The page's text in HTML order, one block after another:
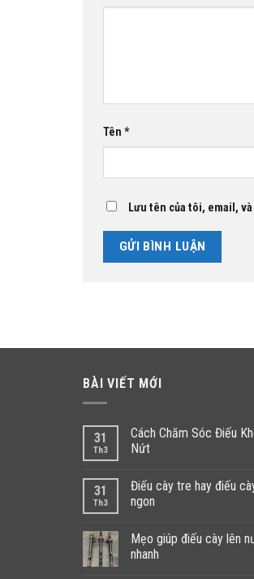
Tên *
Lưu tên của tôi, email,
BÀI VIẾT MỚI
31
Th3
Cách Chăm Sóc Điếu
Nứt
31
Th3
Điếu cày tre hay điếu
ngon
Mẹo giúp điếu cày lên
nhanh